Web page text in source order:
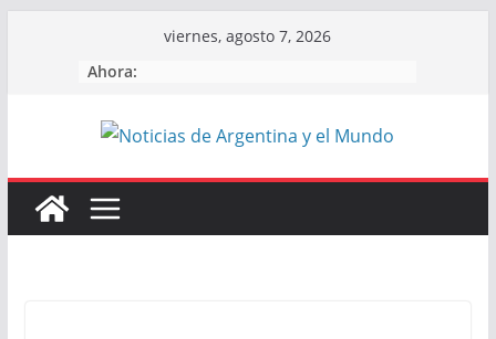
viernes, agosto 7, 2026
Ahora: